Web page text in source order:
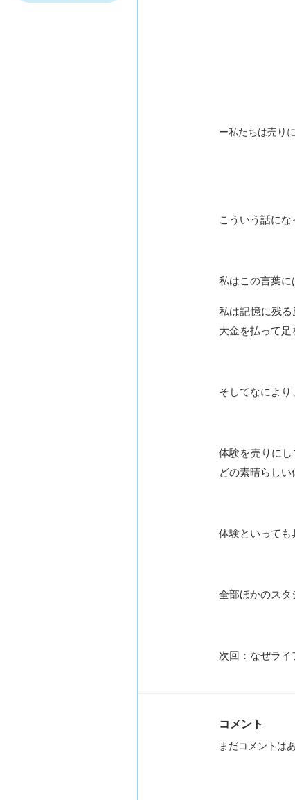
ー私たちは売り
こういう話に
私はこの言葉に
私は記憶に残
大金を払って足
そしてなにより
体験を売りに
どの素晴らし
体験といっても
全部ほかのスタ
次回：なぜラ
コメント
まだコメントは